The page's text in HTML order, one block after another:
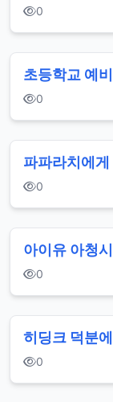
0
초등학교 예
0
파파라치에
0
아이유 아청
0
히딩크 덕분
0